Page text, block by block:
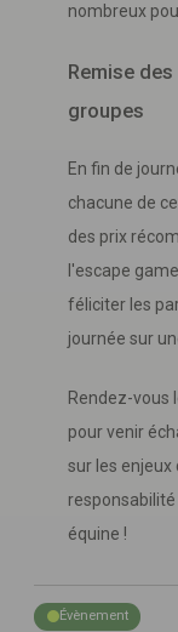
nombreux
Remise
groupes
En fin de
chacune de
des prix
l'escape
féliciter les
journée sur
Rendez-vous
pour venir
sur les enjeux
équine !
Évènement